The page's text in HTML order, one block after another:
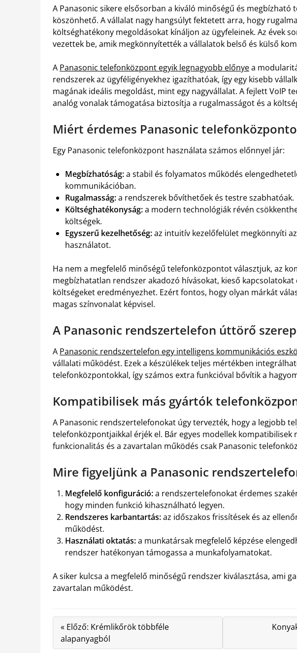
A Panasonic sikere elsősorban a kiváló minőségű és megbízható
köszönhető. A vállalat nagy hangsúlyt fektetett arra, hogy
költséghatékony megoldásokat kínáljon az ügyfeleinek. Az évek
vezettek be, amik megkönnyítették a vállalatok belső és külső
A Panasonic telefonközpont egyik legnagyobb előnyea
rendszerek az ügyféligényekhez igazíthatóak, így egy kisebb
magának ideális megoldást, mint egy nagyvállalat. A fejlett VoIP
analóg vonalak támogatása biztosítja a rugalmasságot és a
Miért érdemes Panasonic
Egy Panasonic telefonközpont használata számos előnnyel jár:
Megbízhatóság:a stabil és folyamatos működés
kommunikációban.
Rugalmasság:a rendszerek bővíthetőek és testre szabhatóak.
Költséghatékonyság:a modern technológiák révén
költségek.
Egyszerű kezelhetőség:az intuitív kezelőfelület megkönnyíti
használatot.
Ha nem a megfelelő minőségű telefonközpontot választjuk, az
megbízhatatlan rendszer akadozó hívásokat, kieső
költségeket eredményezhet. Ezért fontos, hogy olyan márkát
magas színvonalat képvisel.
A Panasonic rendszertelefon úttörő
A Panasonic rendszertelefon egy intelligens kommunikációs
vállalati működést. Ezek a készülékek teljes mértékben
telefonközpontokkal, így számos extra funkcióval bővítik a
Kompatibilisek más gyártók
A Panasonic rendszertelefonokat úgy tervezték, hogy a legjobb
telefonközpontjaikkal érjék el. Bár egyes modellek kompatibilisek
funkcionalitás és a zavartalan működés csak Panasonic
Mire figyeljünk a Panasonic
Megfelelő konfiguráció:a rendszertelefonokat érdemes
hogy minden funkció kihasználható legyen.
Rendszeres karbantartás:az időszakos frissítések és az
működést.
Használati oktatás:a munkatársak megfelelő képzése
rendszer hatékonyan támogassa a munkafolyamatokat.
A siker kulcsa a megfelelő minőségű rendszer kiválasztása, ami
zavartalan működést.
« Előző: Krémlikőrök többféle
alapanyagból